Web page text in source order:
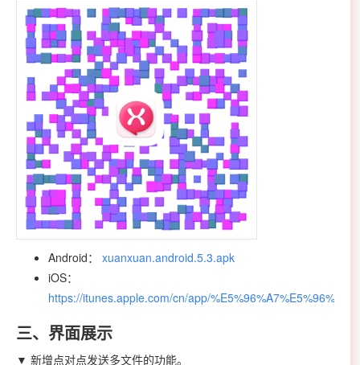
Android： xuanxuan.android.5.3.apk
iOS：
https://itunes.apple.com/cn/app/%E5%96%A7%E5%96%A7/
三、界面展示
▼ 新增点对点发送多文件的功能。